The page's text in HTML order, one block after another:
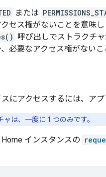
または
セス権がないことを意味
呼び出しでストラクチ
必要なアクセス権がないこ
にアクセスするには、ア
は、一度に 1 つのみです。
インスタンスの